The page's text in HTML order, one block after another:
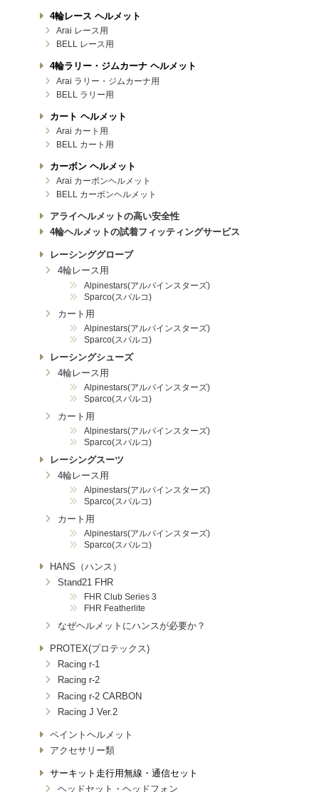
4輪レース ヘルメット
Arai レース用
BELL レース用
4輪ラリー・ジムカーナ ヘルメット
Arai ラリー・ジムカーナ用
BELL ラリー用
カート ヘルメット
Arai カート用
BELL カート用
カーボン ヘルメット
Arai カーボンヘルメット
BELL カーボンヘルメット
アライヘルメットの高い安全性
4輪ヘルメットの試着フィッティングサービス
レーシンググローブ
4輪レース用
Alpinestars(アルパインスターズ)
Sparco(スパルコ)
カート用
Alpinestars(アルパインスターズ)
Sparco(スパルコ)
レーシングシューズ
4輪レース用
Alpinestars(アルパインスターズ)
Sparco(スパルコ)
カート用
Alpinestars(アルパインスターズ)
Sparco(スパルコ)
レーシングスーツ
4輪レース用
Alpinestars(アルパインスターズ)
Sparco(スパルコ)
カート用
Alpinestars(アルパインスターズ)
Sparco(スパルコ)
HANS（ハンス）
Stand21 FHR
FHR Club Series 3
FHR Featherlite
なぜヘルメットにハンスが必要か？
PROTEX(プロテックス)
Racing r-1
Racing r-2
Racing r-2 CARBON
Racing J Ver.2
ペイントヘルメット
アクセサリー類
サーキット走行用無線・通信セット
ヘッドセット・ヘッドフォン